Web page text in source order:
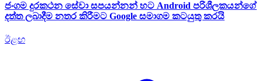
ජංගම දුරකථන සේවා සපයන්නන් හට Android පරිශීලකයන්ගේ
දත්ත ලබාදීම නතර කිරීමට Google සමාගම කටයුතු කරයි
ඊළඟ